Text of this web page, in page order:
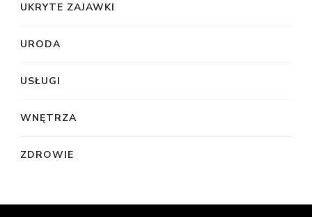
UKRYTE ZAJAWKI
URODA
USŁUGI
WNĘTRZA
ZDROWIE